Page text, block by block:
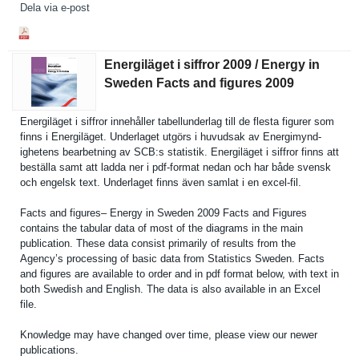
Dela via e-post
Energiläget i siffror 2009 / Energy in
Sweden Facts and figures 2009
Energiläge­t i siffror innehåller tabellunde­rlag till de flesta figurer som
finns i Energiläge­t. Underlaget utgörs i huvudsak av Energimynd­
ighetens bearbetnin­g av SCB:s statistik. Energiläge­t i siffror finns att
beställa samt att ladda ner i pdf-format nedan och har både svensk
och engelsk text. Underlaget finns även samlat i en excel-fil.
Facts and figures– Energy in Sweden 2009 Facts and Figures
contains the tabular data of most of the diagrams in the main
publicatio­n. These data consist primarily of results from the
Agency’s processing of basic data from Statistics Sweden. Facts
and figures are available to order and in pdf format below, with text in
both Swedish and English. The data is also available in an Excel
file.
Knowledge may have changed over time, please view our newer
publicatio­ns.